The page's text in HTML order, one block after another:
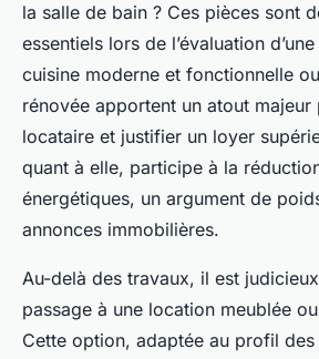
la salle de bain ? Ces pièces sont
essentiels lors de l’évaluation
cuisine moderne et fonctionnelle
rénovée apportent un atout majeur
locataire et justifier un loyer
quant à elle, participe à la
énergétiques, un argument de
annonces immobilières.
Au-delà des travaux, il est
passage à une location meublée
Cette option, adaptée au profil